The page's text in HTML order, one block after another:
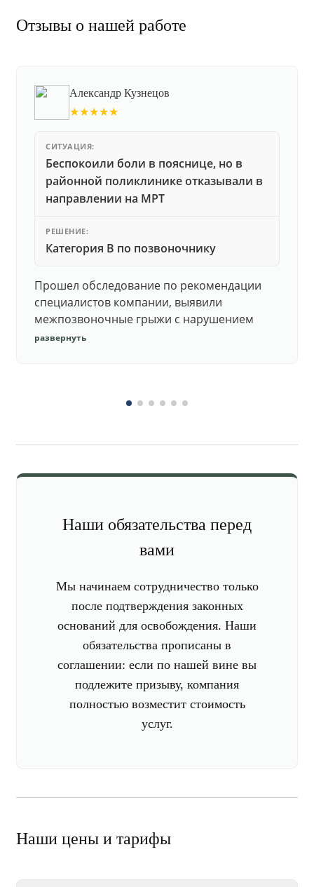
Отзывы о нашей работе
Александр Кузнецов
★★★★★
СИТУАЦИЯ:
Беспокоили боли в пояснице, но в
районной поликлинике отказывали в
направлении на МРТ
РЕШЕНИЕ:
Категория В по позвоночнику
Прошел обследование по рекомендации
специалистов компании, выявили
межпозвоночные грыжи с нарушением
функций. Юристы подготовили документы,
развернуть
Наши обязательства перед
вами
Мы начинаем сотрудничество только
после подтверждения законных
оснований для освобождения. Наши
обязательства прописаны в
соглашении: если по нашей вине вы
подлежите призыву, компания
полностью возместит стоимость
услуг.
Наши цены и тарифы